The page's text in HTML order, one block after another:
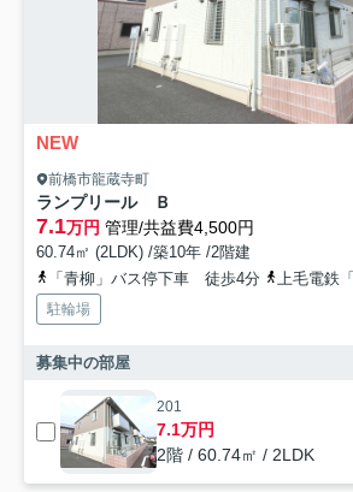
NEW
前橋市龍蔵寺町
ランプリール Ｂ
7.1万円 管理/共益費4,500円
60.74㎡ (2LDK) /築10年 /2階建
「青柳」バス停下車 徒歩4分
上毛電鉄「
駐輪場
募集中の部屋
201
7.1万円
2階 / 60.74㎡ / 2LDK